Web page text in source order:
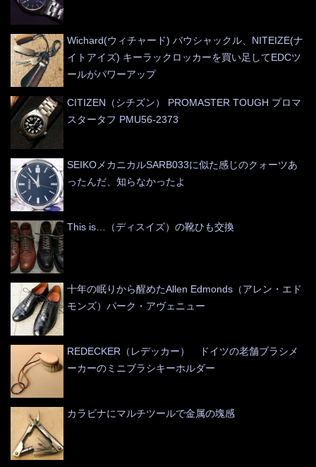
Wichard(ウィチャード) バウシャックル、NITEIZE(ナ
イトアイズ) キーラックロッカーを買い足してEDCツ
ールがパワーアップ
CITIZEN（シチズン） PROMASTER TOUGH プロマ
スタータフ PMU56-2373
SEIKOメカニカルSARB033に似た感じのクォーツあ
ったんだ、知らなかったよ
This is…（ディスイズ）の靴ひも交換
十年の眠りから醒めたAllen Edmonds（アレン・エド
モンズ）パーク・アヴェニュー
REDECKER（レデッカー） ドイツの老舗ブラシメ
ーカーのミニブラシキーホルダー
カラビナにマルチツールで金属の塊感